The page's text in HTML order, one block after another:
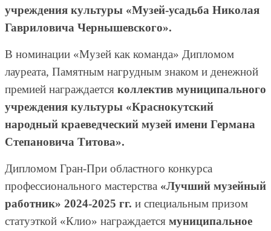
учреждения культуры «Музей-усадьба Николая
Гавриловича Чернышевского».
В номинации «Музей как команда» Дипломом
лауреата, Памятным нагрудным знаком и денежной
премией награждается коллектив муниципального
учреждения культуры «Краснокутский
народный краеведческий музей имени Германа
Степановича Титова».
Дипломом Гран-При областного конкурса
профессионального мастерства «Лучший музейный
работник» 2024-2025 гг. и специальным призом
статуэткой «Клио» награждается муниципальное